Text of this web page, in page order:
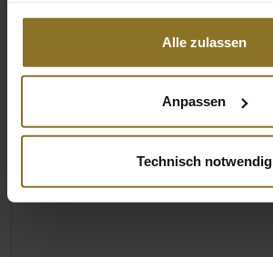
gesammelt haben.
Alle zulassen
Anpassen
Technisch notwendig